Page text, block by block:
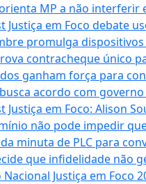
MP a não
Justiça em Foco debate
promulga
contracheque único
ganham força para
acordo com
Justiça em Foco: Alison
não pode impedir
minuta de PLC para
que infidelidade não
Justiça em Foco